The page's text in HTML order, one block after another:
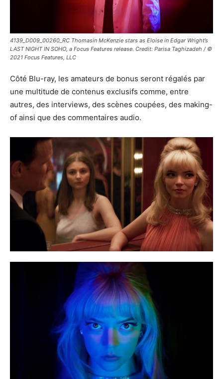
4139_D009_00260_RC Thomasin McKenzie stars as Eloise in Edgar Wright’s
LAST NIGHT IN SOHO, a Focus Features release. Credit: Parisa Taghizadeh / ©
2021 Focus Features, LLC
Côté Blu-ray, les amateurs de bonus seront régalés par
une multitude de contenus exclusifs comme, entre
autres, des interviews, des scènes coupées, des making-
of ainsi que des commentaires audio.